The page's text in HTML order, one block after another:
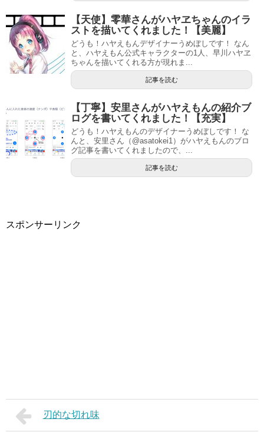
【天使】零華‏さんがハヤヱちゃんのイラ
ストを描いてくれました！【美麗】
どうも！ハヤえもんデザイナーうめぼしです！ なん
と、ハヤえもん公式キャラクターの1人、早川ハヤヱ
ちゃんを描いてくれる方が現れま...
記事を読む
【丁寧】安里さんがハヤえもんの紹介ブ
ログを書いてくれました！【充実】
どうも！ハヤえもんのデザイナーうめぼしです！ な
んと、安里さん（@asatokei1）がハヤえもんのブロ
グ記事を書いてくれましたので、...
記事を読む
スポンサーリンク
刃的な切れ味